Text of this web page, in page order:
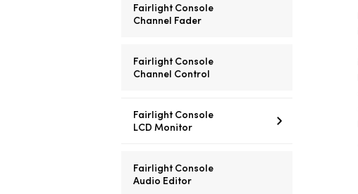
Fairlight Console
Channel Fader
Fairlight Console
Channel Control
Fairlight Console
LCD Monitor
Fairlight Console
Audio Editor